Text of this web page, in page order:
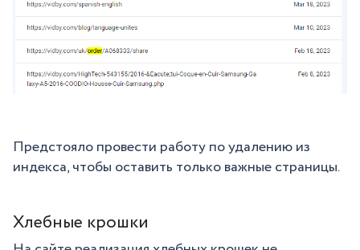
Предстояло провести работу по удалению из
индекса, чтобы оставить только важные страницы.
Хлебные крошки